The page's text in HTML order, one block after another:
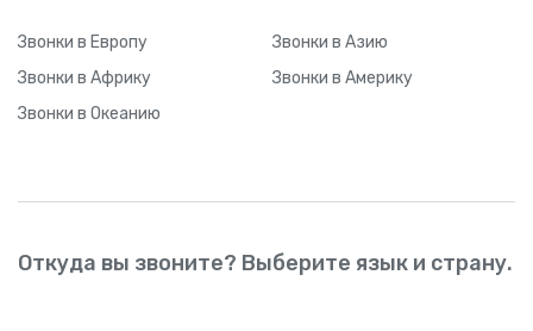
Звонки в Европу Звонки в Азию
Звонки в Африку Звонки в Америку
Звонки в Океанию
Откуда вы звоните? Выберите язык и страну.